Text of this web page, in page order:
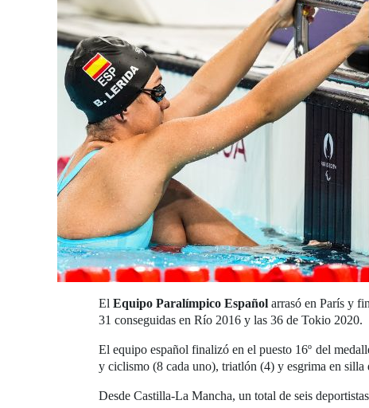
ElEquipo Paralímpico Español arrasó en París y
31 conseguidas en Río 2016 y las 36 de Tokio 2020.
El equipo español finalizó en el puesto 16º del
y ciclismo (8 cada uno), triatlón (4) y esgrima en silla
Desde Castilla-La Mancha, un total de seis